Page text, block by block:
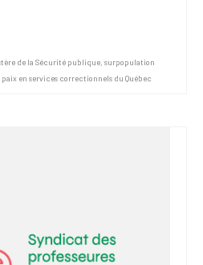
de la Sécurité publique, surpopulation
en services correctionnels du Québec